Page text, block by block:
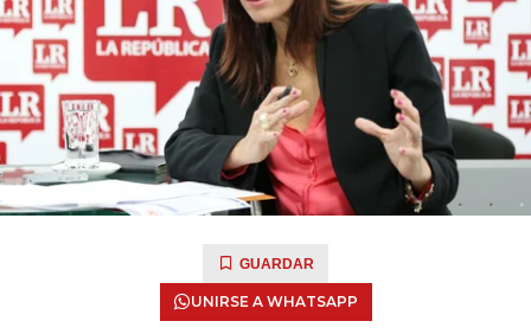
GUARDAR
UNIRSE A WHATSAPP